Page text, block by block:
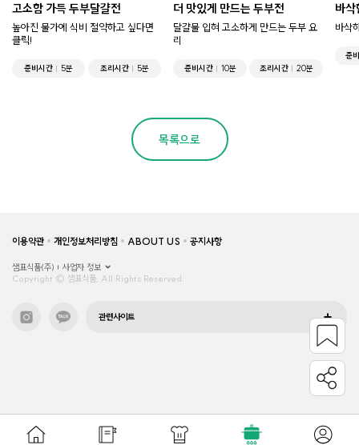
고소함 가득 두부달걀전
높아진 물가에 식비 절약하고 싶다면
클릭!
준비시간 5분 조리시간 5분
더 맛있게 만드는 두부전
달걀물 입혀 고소하게 만드는 두부 요
리
준비시간 10분 조리시간 20분
바삭
바삭
준
목록으로
이용약관 개인정보처리방침 ABOUT US 공지사항
샘표식품(주)
사업자 정보
Copyright © 샘표식품, All Rights Reserved.
관련사이트